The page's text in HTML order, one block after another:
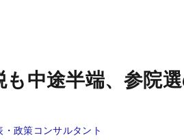
中途半端、参院
政策コンサルタント